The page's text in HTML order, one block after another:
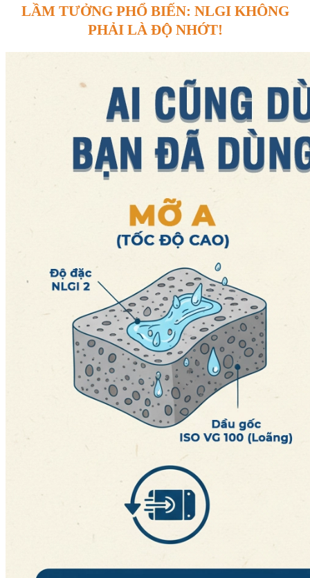
LẦM TƯỞNG PHỔ BIẾN: NLGI KHÔNG
PHẢI LÀ ĐỘ NHỚT!